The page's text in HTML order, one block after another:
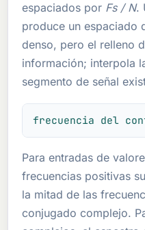
espaciados por Fs / N.
produce un espaciado
denso, pero el relleno
información; interpola
segmento de señal
frecuencia del
Para entradas de
frecuencias positivas
la mitad de las
conjugado complejo.